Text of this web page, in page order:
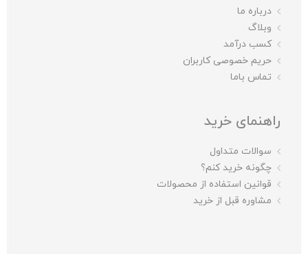
درباره ما
وبلاگ
کسب درآمد
حریم خصوصی کاربران
تماس باما
راهنمای خرید
سوالات متداول
چگونه خرید کنم؟
قوانین استفاده از محصولات
مشاوره قبل از خرید